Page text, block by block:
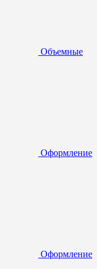
Объемные
Оформление
Оформление